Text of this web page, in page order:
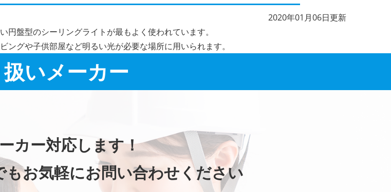
2020年01月06日更新
盤型のシーリングライトが最もよく使われています。
グや子供部屋など明るい光が必要な場所に用いられます。
いメーカー
カー対応します！
お気軽にお問い合わせください